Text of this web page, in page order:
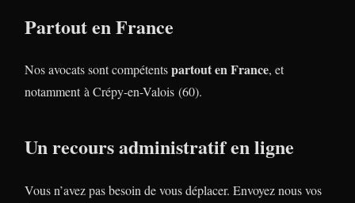
Partout en France
Nos avocats sont compétentspartout en France, et
notamment à Crépy-en-Valois (60).
Un recours administratif en ligne
Vous n’avez pas besoin de vous déplacer. Envoyez nous vos